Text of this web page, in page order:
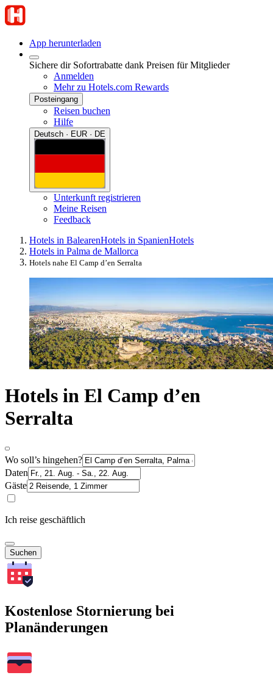
App herunterladen
Sichere dir Sofortrabatte dank Preisen für Mitglieder
Anmelden
Mehr zu Hotels.com Rewards
Posteingang
Reisen buchen
Hilfe
Deutsch · EUR · DE
Unterkunft registrieren
Meine Reisen
Feedback
Hotels in BalearenHotels in SpanienHotels
Hotels in Palma de Mallorca
Hotels nahe El Camp d’en Serralta
Hotels in El Camp d’en
Serralta
Wo soll’s hingehen?
Daten
Gäste
Ich reise geschäftlich
Suchen
Kostenlose Stornierung bei
Planänderungen